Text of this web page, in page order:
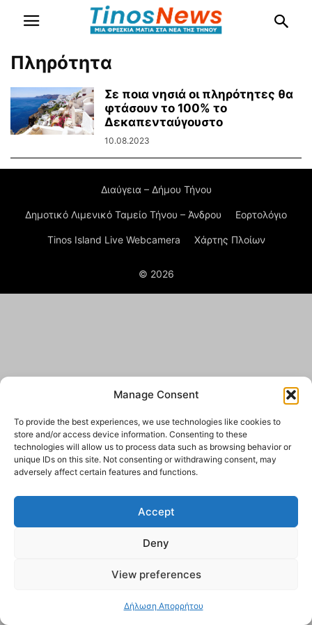
Manage Consent
To provide the best experiences, we use technologies like cookies to
store and/or access device information. Consenting to these
technologies will allow us to process data such as browsing behavior or
unique IDs on this site. Not consenting or withdrawing consent, may
adversely affect certain features and functions.
Accept
Deny
View preferences
Δήλωση Απορρήτου
Πληρότητα
Σε ποια νησιά οι πληρότητες θα
φτάσουν το 100% το
Δεκαπενταύγουστο
10.08.2023
Διαύγεια – Δήμου Τήνου
Δημοτικό Λιμενικό Ταμείο Τήνου – Άνδρου Εορτολόγιο
Tinos Island Live Webcamera Χάρτης Πλοίων
© 2026